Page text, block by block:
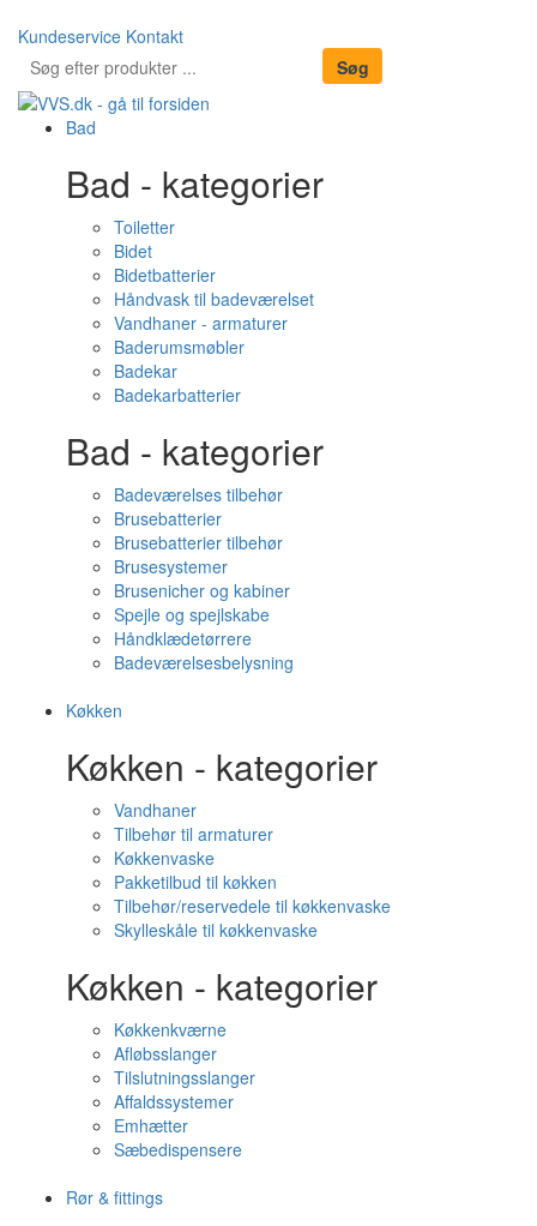
Kundeservice Kontakt
Bad
Bad - kategorier
Toiletter
Bidet
Bidetbatterier
Håndvask til badeværelset
Vandhaner - armaturer
Baderumsmøbler
Badekar
Badekarbatterier
Bad - kategorier
Badeværelses tilbehør
Brusebatterier
Brusebatterier tilbehør
Brusesystemer
Brusenicher og kabiner
Spejle og spejlskabe
Håndklædetørrere
Badeværelsesbelysning
Køkken
Køkken - kategorier
Vandhaner
Tilbehør til armaturer
Køkkenvaske
Pakketilbud til køkken
Tilbehør/reservedele til køkkenvaske
Skylleskåle til køkkenvaske
Køkken - kategorier
Køkkenkværne
Afløbsslanger
Tilslutningsslanger
Affaldssystemer
Emhætter
Sæbedispensere
Rør & fittings